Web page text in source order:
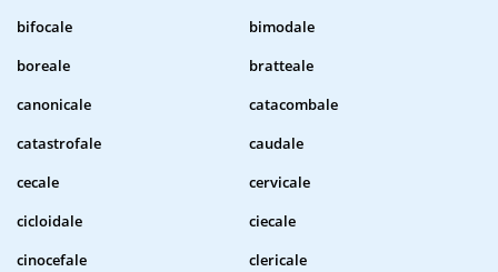
bifocale
bimodale
boreale
bratteale
canonicale
catacombale
catastrofale
caudale
cecale
cervicale
cicloidale
ciecale
cinocefale
clericale